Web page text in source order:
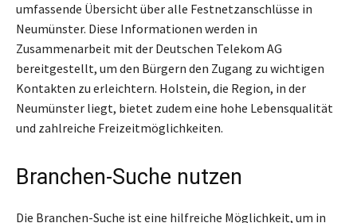
umfassende Übersicht über alle Festnetzanschlüsse in
Neumünster. Diese Informationen werden in
Zusammenarbeit mit der Deutschen Telekom AG
bereitgestellt, um den Bürgern den Zugang zu wichtigen
Kontakten zu erleichtern. Holstein, die Region, in der
Neumünster liegt, bietet zudem eine hohe Lebensqualität
und zahlreiche Freizeitmöglichkeiten.
Branchen-Suche nutzen
Die Branchen-Suche ist eine hilfreiche Möglichkeit, um in